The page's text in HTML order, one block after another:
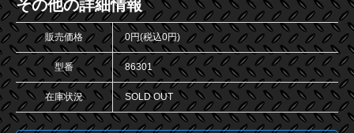
その他の詳細情報
販売価格 0円(税込0円)
型番 86301
在庫状況 SOLD OUT